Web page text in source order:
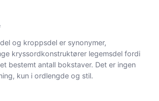
og kroppsdel er synonymer,
kryssordkonstruktører legemsdel fordi
bestemt antall bokstaver. Det er ingen
kun i ordlengde og stil.